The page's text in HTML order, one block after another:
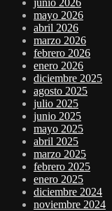
junio 2026
mayo 2026
abril 2026
marzo 2026
febrero 2026
enero 2026
diciembre 2025
agosto 2025
julio 2025
junio 2025
mayo 2025
abril 2025
marzo 2025
febrero 2025
enero 2025
diciembre 2024
noviembre 2024